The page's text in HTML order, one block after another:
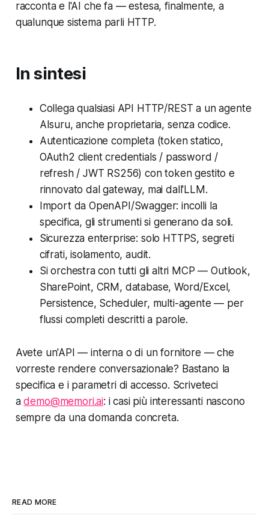
racconta e l'AI che fa — estesa, finalmente, a
qualunque sistema parli HTTP.
In sintesi
Collega qualsiasi API HTTP/REST a un agente
AIsuru, anche proprietaria, senza codice.
Autenticazione completa (token statico,
OAuth2 client credentials / password /
refresh / JWT RS256) con token gestito e
rinnovato dal gateway, mai dall'LLM.
Import da OpenAPI/Swagger: incolli la
specifica, gli strumenti si generano da soli.
Sicurezza enterprise: solo HTTPS, segreti
cifrati, isolamento, audit.
Si orchestra con tutti gli altri MCP — Outlook,
SharePoint, CRM, database, Word/Excel,
Persistence, Scheduler, multi-agente — per
flussi completi descritti a parole.
Avete un'API — interna o di un fornitore — che
vorreste rendere conversazionale? Bastano la
specifica e i parametri di accesso. Scriveteci
ademo@memori.ai: i casi più interessanti nascono
sempre da una domanda concreta.
READ MORE